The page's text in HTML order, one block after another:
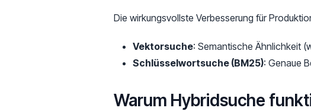
Die wirkungsvollste Verbesserung für
Vektorsuche: Semantische Ähnlichkeit
Schlüsselwortsuche (BM25): Genaue
Warum Hybridsuche